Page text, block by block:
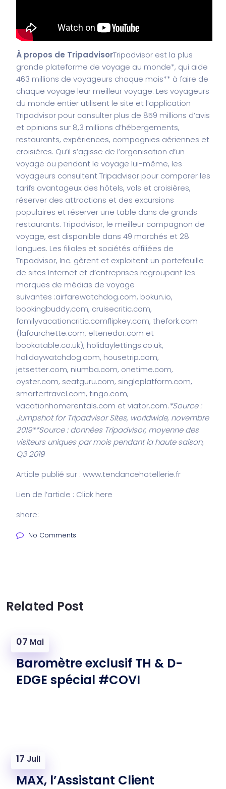
À propos de TripadvisorTripadvisor est la plus
grande plateforme de voyage au monde*, qui aide
463 millions de voyageurs chaque mois** à faire de
chaque voyage leur meilleur voyage. Les voyageurs
du monde entier utilisent le site et l’application
Tripadvisor pour consulter plus de 859 millions d’avis
et opinions sur 8,3 millions d’hébergements,
restaurants, expériences, compagnies aériennes et
croisières. Qu’il s’agisse de l’organisation d’un
voyage ou pendant le voyage lui-même, les
voyageurs consultent Tripadvisor pour comparer les
tarifs avantageux des hôtels, vols et croisières,
réserver des attractions et des excursions
populaires et réserver une table dans de grands
restaurants. Tripadvisor, le meilleur compagnon de
voyage, est disponible dans 49 marchés et 28
langues. Les filiales et sociétés affiliées de
Tripadvisor, Inc. gèrent et exploitent un portefeuille
de sites Internet et d’entreprises regroupant les
marques de médias de voyage
suivantes :airfarewatchdog.com, bokun.io,
bookingbuddy.com, cruisecritic.com,
familyvacationcritic.comflipkey.com, thefork.com
(lafourchette.com, eltenedor.com et
bookatable.co.uk), holidaylettings.co.uk,
holidaywatchdog.com, housetrip.com,
jetsetter.com, niumba.com, onetime.com,
oyster.com, seatguru.com, singleplatform.com,
smartertravel.com, tingo.com,
vacationhomerentals.com et viator.com.*Source :
Jumpshot for Tripadvisor Sites, worldwide, novembre
2019**Source : données Tripadvisor, moyenne des
visiteurs uniques par mois pendant la haute saison,
Q3 2019
Article publié sur : www.tendancehotellerie.fr
Lien de l’article : Click here
share:
No Comments
Related Post
07 Mai
Baromètre exclusif TH & D-
EDGE spécial #COVI
17 Juil
MAX, l’Assistant Client